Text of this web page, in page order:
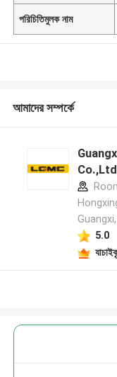
পরিচিতিমুলক নাম
আমাদের সম্পর্কে
Co.,Ltd
Guangxi,
5.0